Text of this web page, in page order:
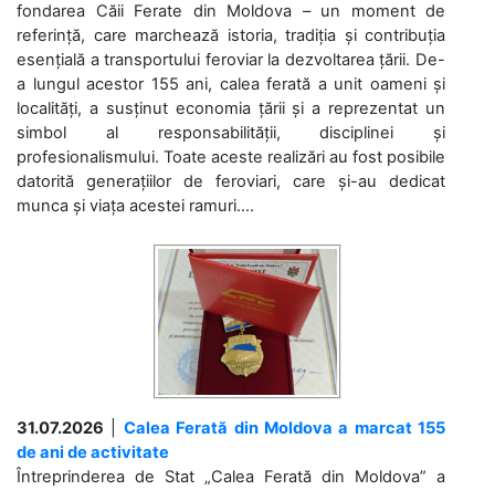
fondarea Căii Ferate din Moldova – un moment de
referință, care marchează istoria, tradiția și contribuția
esențială a transportului feroviar la dezvoltarea țării. De-
a lungul acestor 155 ani, calea ferată a unit oameni și
localități, a susținut economia țării și a reprezentat un
simbol al responsabilității, disciplinei și
profesionalismului. Toate aceste realizări au fost posibile
datorită generațiilor de feroviari, care și-au dedicat
munca și viața acestei ramuri....
31.07.2026
Calea Ferată din Moldova a marcat 155
de ani de activitate
Întreprinderea de Stat „Calea Ferată din Moldova” a